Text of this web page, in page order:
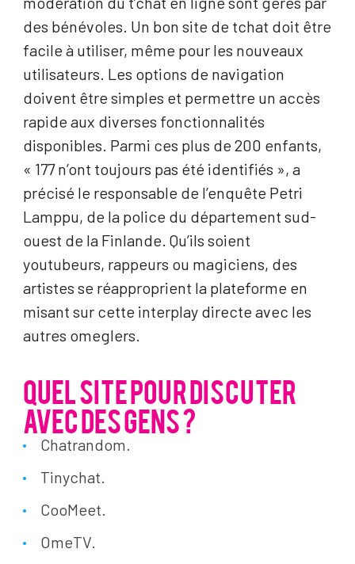
des bénévoles. Un bon site de tchat doit être
facile à utiliser, même pour les nouveaux
utilisateurs. Les options de navigation
doivent être simples et permettre un accès
rapide aux diverses fonctionnalités
disponibles. Parmi ces plus de 200 enfants,
« 177 n’ont toujours pas été identifiés », a
précisé le responsable de l’enquête Petri
Lamppu, de la police du département sud-
ouest de la Finlande. Qu’ils soient
youtubeurs, rappeurs ou magiciens, des
artistes se réapproprient la plateforme en
misant sur cette interplay directe avec les
autres omeglers.
QUEL SITE POUR DISCUTER
AVEC DES GENS ?
Chatrandom.
Tinychat.
CooMeet.
OmeTV.